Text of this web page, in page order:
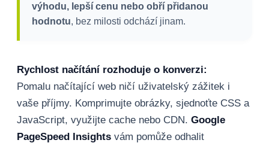
výhodu, lepší cenu nebo obří přidanou
hodnotu, bez milosti odchází jinam.
Rychlost načítání rozhoduje o konverzi:
Pomalu načítající web ničí uživatelský zážitek i
vaše příjmy. Komprimujte obrázky, sjednoťte CSS a
JavaScript, využijte cache nebo CDN. Google
PageSpeed Insights vám pomůže odhalit